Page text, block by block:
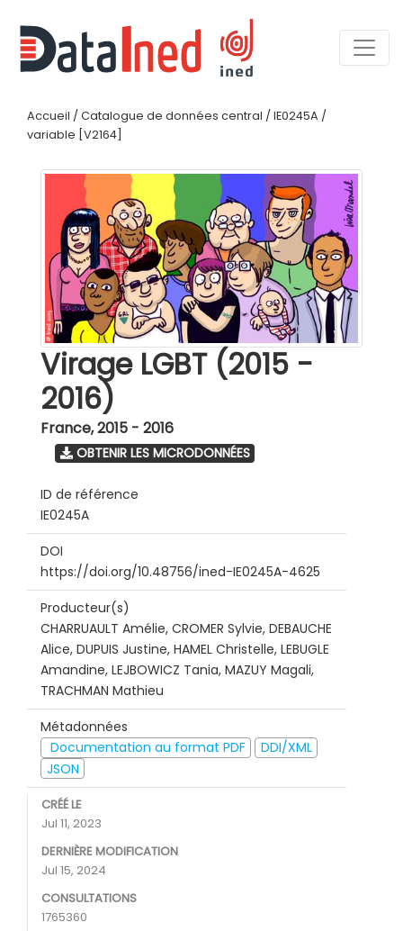
Accueil / Catalogue de données central / IE0245A /
variable [V2164]
Virage LGBT (2015 -
2016)
France,2015 - 2016
OBTENIR LES MICRODONNÉES
ID de référence
IE0245A
DOI
https://doi.org/10.48756/ined-IE0245A-4625
Producteur(s)
CHARRUAULT Amélie, CROMER Sylvie, DEBAUCHE
Alice, DUPUIS Justine, HAMEL Christelle, LEBUGLE
Amandine, LEJBOWICZ Tania, MAZUY Magali,
TRACHMAN Mathieu
Métadonnées
Documentation au format PDF
DDI/XML
JSON
CRÉÉ LE
Jul 11, 2023
DERNIÈRE MODIFICATION
Jul 15, 2024
CONSULTATIONS
1765360